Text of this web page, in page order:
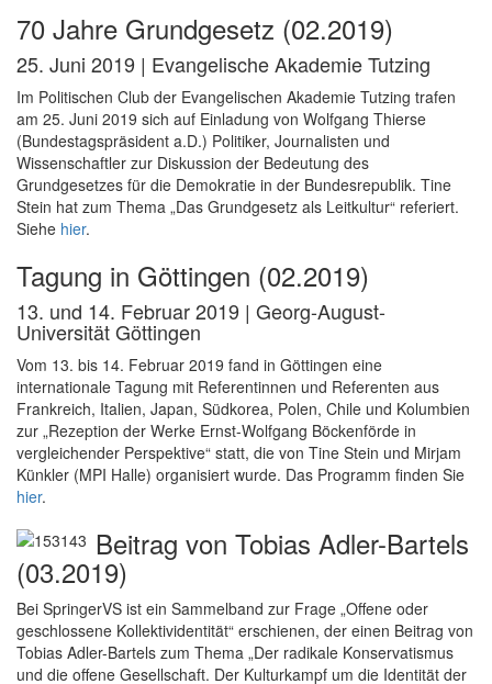
70 Jahre Grundgesetz (02.2019)
25. Juni 2019 | Evangelische Akademie Tutzing
Im Politischen Club der Evangelischen Akademie Tutzing trafen
am 25. Juni 2019 sich auf Einladung von Wolfgang Thierse
(Bundestagspräsident a.D.) Politiker, Journalisten und
Wissenschaftler zur Diskussion der Bedeutung des
Grundgesetzes für die Demokratie in der Bundesrepublik. Tine
Stein hat zum Thema „Das Grundgesetz als Leitkultur“ referiert.
Siehe hier.
Tagung in Göttingen (02.2019)
13. und 14. Februar 2019 | Georg-August-
Universität Göttingen
Vom 13. bis 14. Februar 2019 fand in Göttingen eine
internationale Tagung mit Referentinnen und Referenten aus
Frankreich, Italien, Japan, Südkorea, Polen, Chile und Kolumbien
zur „Rezeption der Werke Ernst-Wolfgang Böckenförde in
vergleichender Perspektive“ statt, die von Tine Stein und Mirjam
Künkler (MPI Halle) organisiert wurde. Das Programm finden Sie
hier.
Beitrag von Tobias Adler-Bartels
(03.2019)
Bei SpringerVS ist ein Sammelband zur Frage „Offene oder
geschlossene Kollektividentität“ erschienen, der einen Beitrag von
Tobias Adler-Bartels zum Thema „Der radikale Konservatismus
und die offene Gesellschaft. Der Kulturkampf um die Identität der